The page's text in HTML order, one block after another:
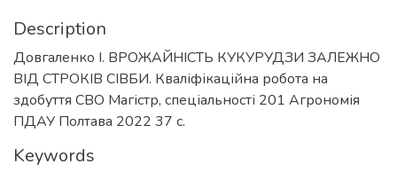
Description
Довгаленко І. ВРОЖАЙНІСТЬ КУКУРУДЗИ ЗАЛЕЖНО
ВІД СТРОКІВ СІВБИ. Кваліфікаційна робота на
здобуття СВО Магістр, спеціальності 201 Агрономія
ПДАУ Полтава 2022 37 с.
Keywords